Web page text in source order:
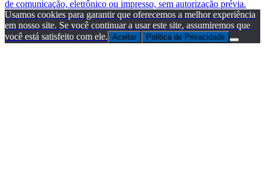
de comunicação, eletrônico ou impresso, sem autorização prévia.
Usamos cookies para garantir que oferecemos a melhor experiência
em nosso site. Se você continuar a usar este site, assumiremos que
você está satisfeito com ele. Aceitar Politica de Privacidade